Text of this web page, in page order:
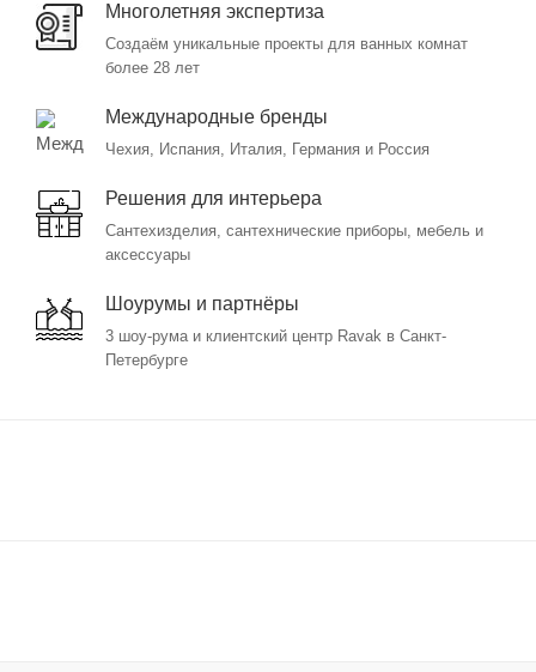
Многолетняя экспертиза
Создаём уникальные проекты для ванных комнат
более 28 лет
Международные бренды
Чехия, Испания, Италия, Германия и Россия
Решения для интерьера
Сантехизделия, сантехнические приборы, мебель и
аксессуары
Шоурумы и партнёры
3 шоу-рума и клиентский центр Ravak в Санкт-
Петербурге